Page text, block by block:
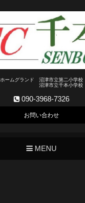
ホームグランド 沼津市立第二小学校
沼津市立千本小学校
090-3968-7326
お問い合わせ
MENU